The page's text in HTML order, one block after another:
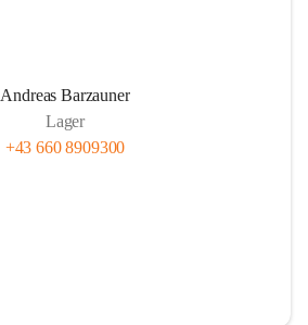
Andreas Barzauner
Lager
+43 660 8909300